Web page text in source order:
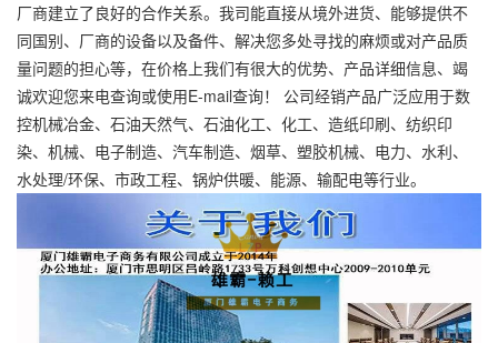
厂商建立了良好的合作关系。我司能直接从境外进货、能够提供不
同国别、厂商的设备以及备件、解决您多处寻找的麻烦或对产品质
量问题的担心等，在价格上我们有很大的优势、产品详细信息、竭
诚欢迎您来电查询或使用E-mail查询！ 公司经销产品广泛应用于数
控机械冶金、石油天然气、石油化工、化工、造纸印刷、纺织印
染、机械、电子制造、汽车制造、烟草、塑胶机械、电力、水利、
水处理/环保、市政工程、锅炉供暖、能源、输配电等行业。